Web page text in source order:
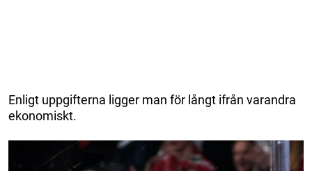
Enligt uppgifterna ligger man för långt ifrån varandra
ekonomiskt.